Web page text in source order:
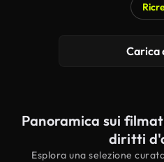
Carica
Panoramica sui
diritti
Esplora una selezione